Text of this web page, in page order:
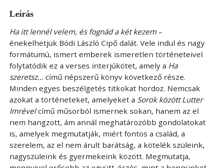
között
Lutter
mennyiség
Leírás
Ha itt lennél velem, és fognád a két kezem–
énekelhetjük Bódi László Cipő dalát. Vele indul és nagy
formátumú, ismert emberek ismeretlen történeteivel
folytatódik ez a verses interjúkötet, amely a Ha
szeretsz… című népszerű könyv következő része.
Minden egyes beszélgetés titkokat hordoz. Nemcsak
azokat a történeteket, amelyeket a Sorok között Lutter
Imrévelcímű műsorból ismernek sokan, hanem az el
nem hangzott, ám annál meghatározóbb gondolatokat
is, amelyek megmutatják, miért fontos a család, a
szerelem, az el nem árult barátság, a kötelék szüleink,
nagyszüleink és gyermekeink között. Megmutatja,